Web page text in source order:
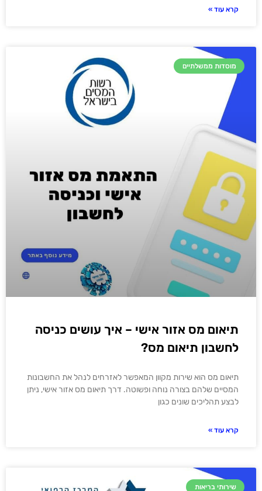
קרא עוד »
מוסדות ממשלתיים
תיאום מס אזור אישי – איך עושים כניסה
לחשבון תיאום מס?
תיאום מס הוא שירות מקוון המאפשר לאזרחים לנהל את החשבונות
המסיים שלהם בצורה נוחה ופשוטה. דרך תיאום מס אזור אישי, ניתן
לבצע תהליכים שונים כגון
קרא עוד »
שירותי בריאות